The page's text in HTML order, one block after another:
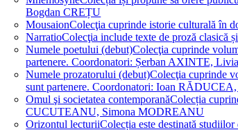
Bogdan CREȚU
MousaionColecţia cuprinde istorie culturală în
NarratioColecţia include texte de proză
Numele poetului (debut)Colecţia cuprinde
partenere. Coordonatori: Șerban AXINTE,
Numele prozatorului (debut)Colecţia cuprinde
sunt partenere. Coordonatori: Ioan
Omul şi societatea contemporanăColecția
CUCUTEANU, Simona MODREANU
Orizontul lecturiiColecția este destinată